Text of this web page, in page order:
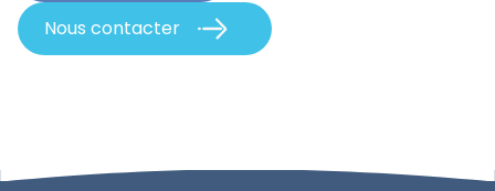
Nous contacter